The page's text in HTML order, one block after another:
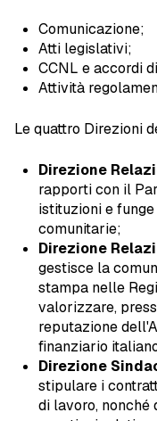
Comunicazione;
Atti legislativi;
CCNL e accordi
Attività
Le quattro Direzioni
Direzione
rapporti con il
istituzioni e
comunitarie;
Direzione
gestisce la
stampa nelle
valorizzare,
reputazione
finanziario
Direzione
stipulare i
di lavoro, nonché